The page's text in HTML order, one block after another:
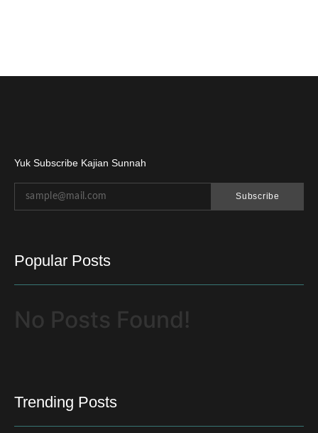
Yuk Subscribe Kajian Sunnah
Subscribe
Popular Posts
No Posts Found!
Trending Posts